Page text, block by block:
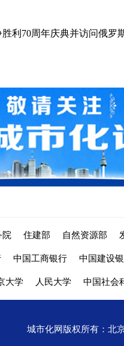
利70周年庆典并访问俄罗
院 住建部 自然资源部
中国工商银行 中国建设
大学 人民大学 中国社会
城市化网版权所有：北